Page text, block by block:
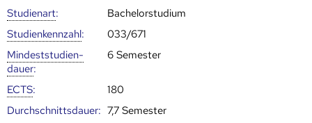
Studienart:
Bachelorstudium
Studien­kenn­zahl:
033/671
Mindest­studien­
dauer:
6 Semester
ECTS:
180
Durch­schnitts­dauer: 7,7 Semester